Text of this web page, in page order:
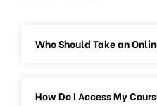
Who Should Take an
How Do I Access My